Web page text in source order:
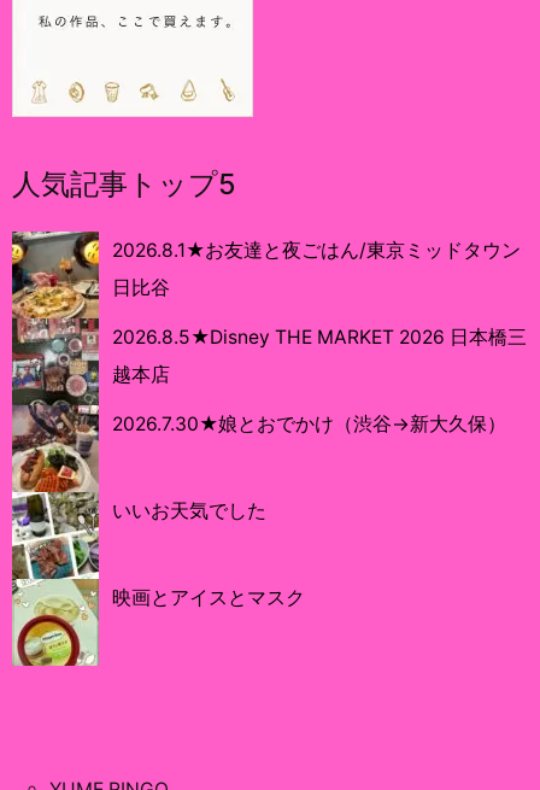
人気記事トップ5
2026.8.1★お友達と夜ごはん/東京ミッドタウン
日比谷
2026.8.5★Disney THE MARKET 2026 日本橋三
越本店
2026.7.30★娘とおでかけ（渋谷→新大久保）
いいお天気でした
映画とアイスとマスク